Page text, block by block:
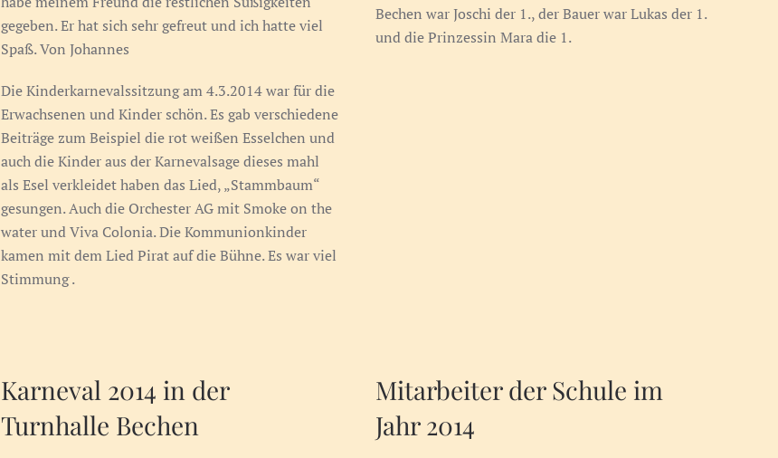
gegeben. Er hat sich sehr gefreut und ich hatte viel
Spaß. Von Johannes
Die Kinderkarnevalssitzung am 4.3.2014 war für die
Erwachsenen und Kinder schön. Es gab verschiedene
Beiträge zum Beispiel die rot weißen Esselchen und
auch die Kinder aus der Karnevalsage dieses mahl
als Esel verkleidet haben das Lied, „Stammbaum“
gesungen. Auch die Orchester AG mit Smoke on the
water und Viva Colonia. Die Kommunionkinder
kamen mit dem Lied Pirat auf die Bühne. Es war viel
Stimmung .
Bechen war Joschi der 1., der Bauer war Lukas der 1.
und die Prinzessin Mara die 1.
Karneval 2014 in der
Turnhalle Bechen
Mitarbeiter der Schule im
Jahr 2014